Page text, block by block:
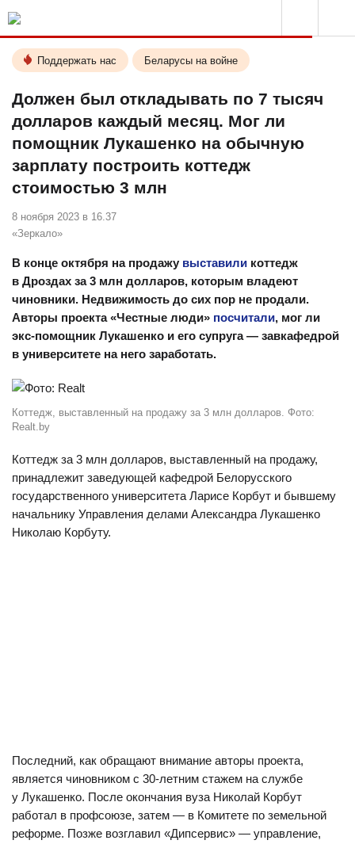
Поддержать нас Беларусы на войне
Должен был откладывать по 7 тысяч
долларов каждый месяц. Мог ли
помощник Лукашенко на обычную
зарплату построить коттедж
стоимостью 3 млн
8 ноября 2023 в 16.37
«Зеркало»
В конце октября на продажу выставили коттедж
в Дроздах за 3 млн долларов, которым владеют
чиновники. Недвижимость до сих пор не продали.
Авторы проекта «Честные люди» посчитали, мог ли
экс-помощник Лукашенко и его супруга — завкафедрой
в университете на него заработать.
Коттедж, выставленный на продажу за 3 млн долларов. Фото:
Realt.by
Коттедж за 3 млн долларов, выставленный на продажу,
принадлежит заведующей кафедрой Белорусского
государственного университета Ларисе Корбут и бывшему
начальнику Управления делами Александра Лукашенко
Николаю Корбуту.
Последний, как обращают внимание авторы проекта,
является чиновником с 30-летним стажем на службе
у Лукашенко. После окончания вуза Николай Корбут
работал в профсоюзе, затем — в Комитете по земельной
реформе. Позже возглавил «Дипсервис» — управление,